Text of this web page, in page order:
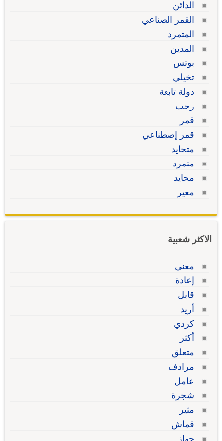
الدائن
القمر الصناعي
المتمرد
المدين
بوتس
تخيلي
دولة تابعة
رحب
قمر
قمر إصطناعي
متحايد
متمرد
محايد
معير
الاكثر شعبية
معنى
إعادة
قابل
أريد
كردي
أكثر
متعلق
مرادف
عامل
شجرة
مثير
قماش
جهاز